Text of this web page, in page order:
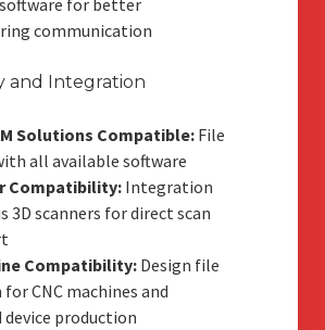
for better
communication
and Integration
Solutions Compatible:File
all available software
Compatibility:Integration
3D scanners for direct scan
Compatibility:Design file
CNC machines and
production